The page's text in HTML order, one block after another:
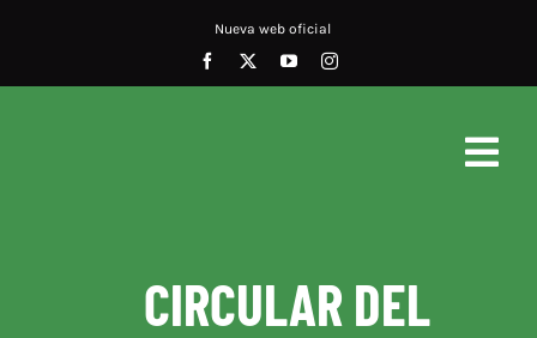
Nueva web oficial
Noticias
CIRCULAR DEL